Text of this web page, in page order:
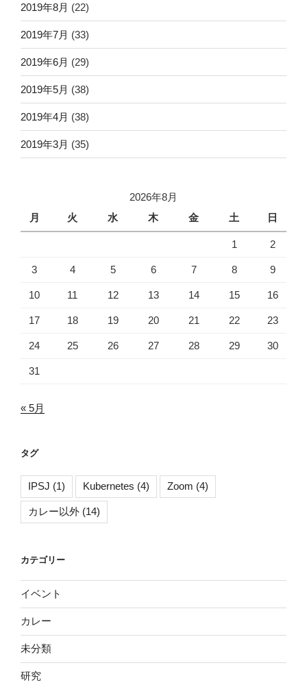
2019年8月 (22)
2019年7月 (33)
2019年6月 (29)
2019年5月 (38)
2019年4月 (38)
2019年3月 (35)
2026年8月
月
火 水 木 金 土 日
1 2
3 4 5 6 7 8 9
10 11 12 13 14 15 16
17 18 19 20 21 22 23
24 25 26 27 28 29 30
31
« 5月
タグ
IPSJ (1) Kubernetes (4) Zoom (4)
カレー以外 (14)
カテゴリー
イベント
カレー
未分類
研究